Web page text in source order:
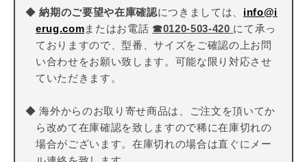
◆納期のご要望や在庫確認につきましては、 info@i
erug.comまたはお電話 ☎0120-503-420 にて承っ
ておりますので、型番、サイズをご確認の上お問
い合わせをお願い致します。可能な限り対応させ
ていただきます。
◆ 海外からのお取り寄せ商品は、ご注文を頂いてか
ら改めて在庫確認を致しますので稀に在庫切れの
場合がございます。在庫切れの場合は直ぐにメー